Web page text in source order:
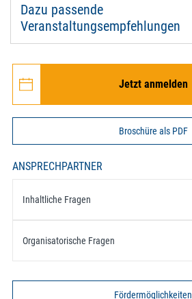
Dazu passende
Veranstaltungsempfehlungen
Jetzt anmelden
Broschüre als PDF
ANSPRECHPARTNER
Inhaltliche Fragen
Organisatorische Fragen
Fördermöglichkeiten